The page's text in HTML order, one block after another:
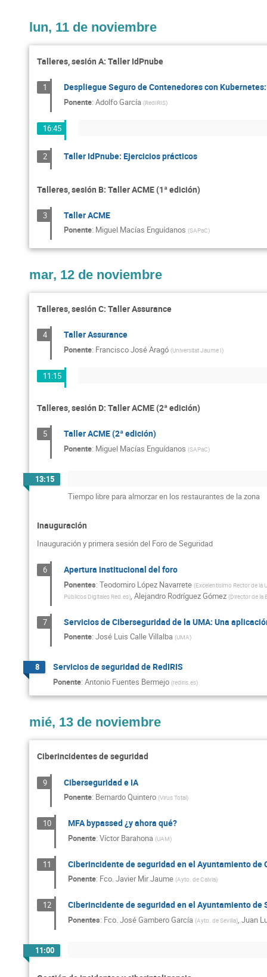
lun, 11 de noviembre
Talleres, sesión A: Taller IdPnube
1 Despliegue Seguro de Contenedores con
Ponente: Adolfo García (RedIRIS)
16:45
2 Taller IdPnube: Ejercicios prácticos
Talleres, sesión B: Taller ACME (1ª edición)
3 Taller ACME
Ponente: Miguel Macías Enguídanos (SAPaC)
mar, 12 de noviembre
Talleres, sesión C: Taller Assurance
4 Taller Assurance
Ponente: Francisco José Aragó (Universitat Jaume I)
11:15
Talleres, sesión D: Taller ACME (2ª edición)
5 Taller ACME (2ª edición)
Ponente: Miguel Macías Enguídanos (SAPaC)
13:15
Tiempo libre para almorzar en los restaurantes de la zona
Inauguración
Inauguración y primera sesión del Foro de Seguridad
6 Apertura institucional del foro
Ponentes: Teodomiro López Navarrete (Excelentísimo Rector de la
Públicos Digitales Red.es), Alejandro Rodríguez Gómez (Director de la
7 Servicios de Ciberseguridad de la UMA: Una
Ponente: José Luis Calle Villalba (UMA)
8 Servicios de seguridad de RedIRIS
Ponente: Antonio Fuentes Bermejo (rediris.es)
mié, 13 de noviembre
Ciberincidentes de seguridad
9 Ciberseguridad e IA
Ponente: Bernardo Quintero (Virus Total)
10 MFA bypassed ¿y ahora qué?
Ponente: Víctor Barahona (UAM)
11 Ciberincidente de seguridad en el Ayuntamiento de
Ponente: Fco. Javier Mir Jaume (Ayto. de Calvia)
12 Ciberincidente de seguridad en el Ayuntamiento de
Ponentes: Fco. José Gambero García (Ayto. de Sevilla), Juan
11:00